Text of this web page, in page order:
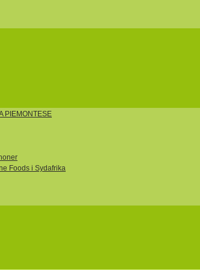
PIEMONTESE
Foods i Sydafrika